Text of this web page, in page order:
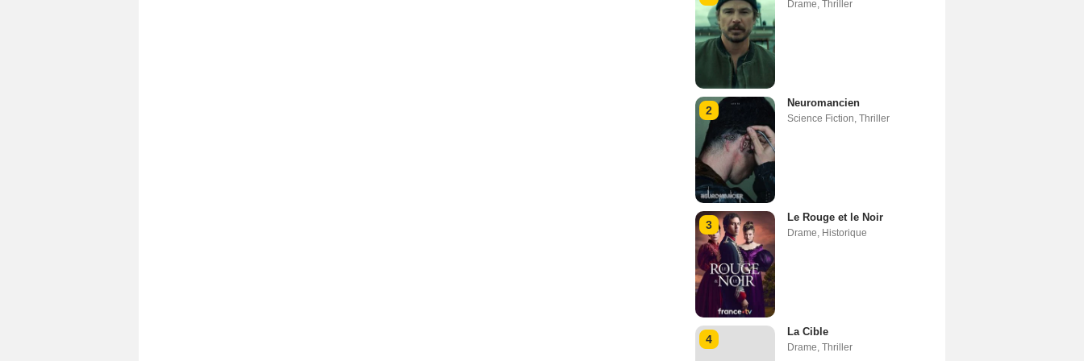
Drame, Thriller
2
Neuromancien
Science Fiction, Thriller
3
Le Rouge et le Noir
Drame, Historique
4
La Cible
Drame, Thriller